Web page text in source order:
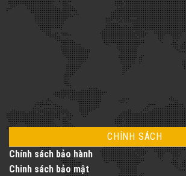
CHÍNH SÁCH
Chính sách bảo hành
Chinh sách bảo mật